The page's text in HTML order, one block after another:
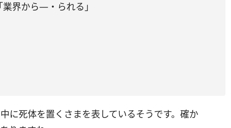
界から―・られる」
に死体を置くさまを表しているそうです。確か